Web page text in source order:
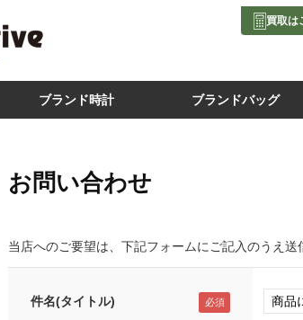
買取は
ブランド時計 ブランドバッグ
お問い合わせ
当店へのご要望は、下記フォームにご記入のうえ送
件名(タイトル)